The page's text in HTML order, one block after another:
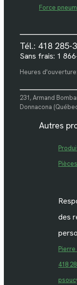
Force
Tél.: 418 285-
Sans frais: 1
Heures d'ouverture:
231, Armand
Donnacona
Autres
des
418